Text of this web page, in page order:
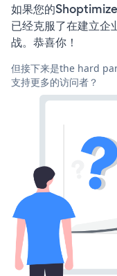
如果您的
已经克服了在建立企
战。恭喜你！
但接下来是the hard
支持更多的访问者？